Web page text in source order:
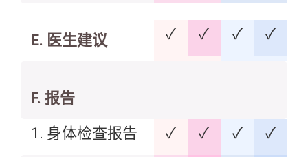
E. 医生建议 ✓ ✓ ✓ ✓
F. 报告
1. 身体检查报告
✓ ✓ ✓
✓